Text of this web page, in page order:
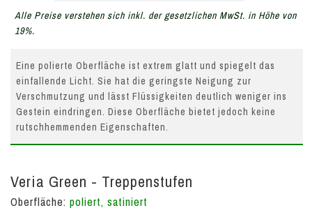
Alle Preise verstehen sich inkl. der gesetzlichen MwSt. in Höhe von
19%.
Eine polierte Oberfläche ist extrem glatt und spiegelt das
einfallende Licht. Sie hat die geringste Neigung zur
Verschmutzung und lässt Flüssigkeiten deutlich weniger ins
Gestein eindringen. Diese Oberfläche bietet jedoch keine
rutschhemmenden Eigenschaften.
Veria Green - Treppenstufen
Oberfläche: poliert, satiniert